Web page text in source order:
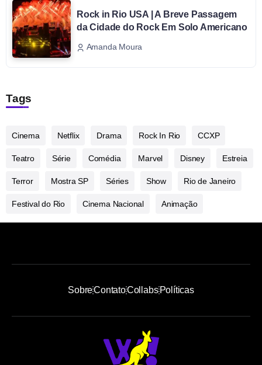
Rock in Rio USA | A Breve Passagem
da Cidade do Rock Em Solo Americano
Amanda Moura
Tags
Cinema Netflix Drama Rock In Rio CCXP
Teatro Série Comédia Marvel Disney Estreia
Terror Mostra SP Séries Show Rio de Janeiro
Festival do Rio Cinema Nacional Animação
SobreContatoCollabsPolíticas